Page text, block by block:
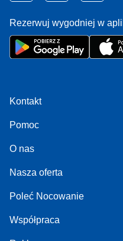
Rezerwuj wygodniej w
Kontakt
Pomoc
O nas
Nasza oferta
Poleć Nocowanie
Współpraca